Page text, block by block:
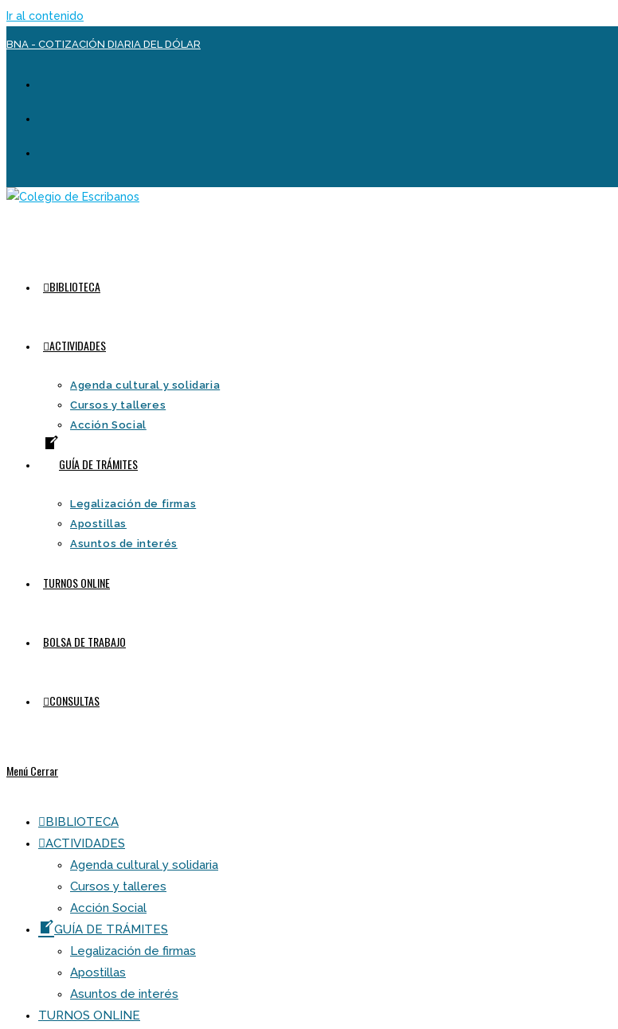
Ir al contenido
BNA - COTIZACIÓN DIARIA DEL DÓLAR
BIBLIOTECA
ACTIVIDADES
Agenda cultural y solidaria
Cursos y talleres
Acción Social
GUÍA DE TRÁMITES
Legalización de firmas
Apostillas
Asuntos de interés
TURNOS ONLINE
BOLSA DE TRABAJO
CONSULTAS
MenúCerrar
BIBLIOTECA
ACTIVIDADES
Agenda cultural y solidaria
Cursos y talleres
Acción Social
GUÍA DE TRÁMITES
Legalización de firmas
Apostillas
Asuntos de interés
TURNOS ONLINE